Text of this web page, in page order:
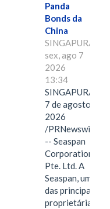
Panda
Bonds da
China
SINGAPURA,
sex, ago 7
2026
13:34
SINGAPURA,
7 de agosto de
2026
/PRNewswire/
-- Seaspan
Corporation
Pte. Ltd. A
Seaspan, uma
das principais
proprietárias